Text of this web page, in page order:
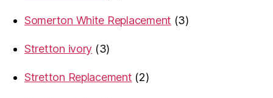
Somerton White Replacement
33
Stretton ivory
33
Stretton Replacement
22